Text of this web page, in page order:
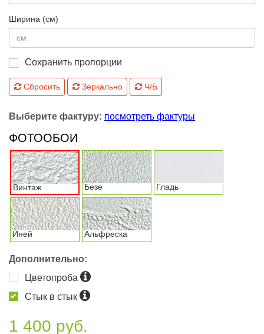
Ширина (см)
Сохранить пропорции
Сбросить Зеркально Ч/Б
Выберите фактуру: посмотреть фактуры
ФОТООБОИ
Винтаж Безе Гладь
Иней Альфреска
Дополнительно:
Цветопроба
Стык в стык
1 400 руб.